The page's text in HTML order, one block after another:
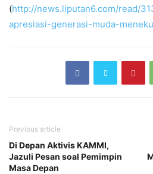
(http://news.liputan6.com/read/
apresiasi-generasi-muda-
Previous article
Di Depan Aktivis KAMMI,
Jazuli Pesan soal Pemimpin
Masa Depan